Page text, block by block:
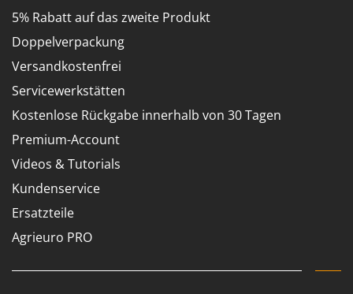
5% Rabatt auf das zweite Produkt
Doppelverpackung
Versandkostenfrei
Servicewerkstätten
Kostenlose Rückgabe innerhalb von 30 Tagen
Premium-Account
Videos & Tutorials
Kundenservice
Ersatzteile
Agrieuro PRO